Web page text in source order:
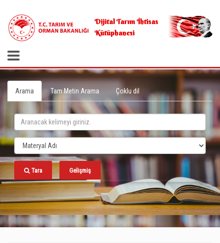
Dijital Tarım İhtisas
Kütüphanesi
Arama Tam Metin Arama Çoklu dil
Tara Gelişmiş